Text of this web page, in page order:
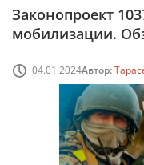
Законопроект
мобилизации.
04.01.2024Автор: